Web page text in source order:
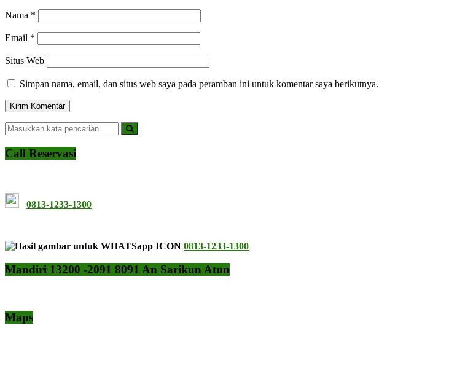
Nama *
Email *
Situs Web
Simpan nama, email, dan situs web saya pada peramban ini untuk komentar saya berikutnya.
Call Reservasi
0813-1233-1300
0813-1233-1300
Mandiri 13200 -2091 8091 An Sarikun Atun
Maps